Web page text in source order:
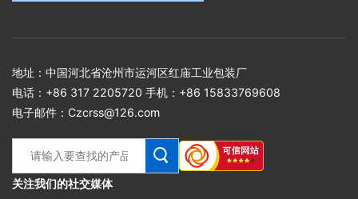
地址：中国河北省沧州市运河区红庙工业包装厂
电话： +86 317 2205720 手机： +86 15833769608
电子邮件： Czcrss@126.com
关注我们的社交媒体